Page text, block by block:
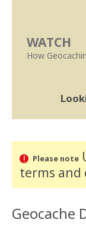
WATCH
How
Please note
terms and
Geocache